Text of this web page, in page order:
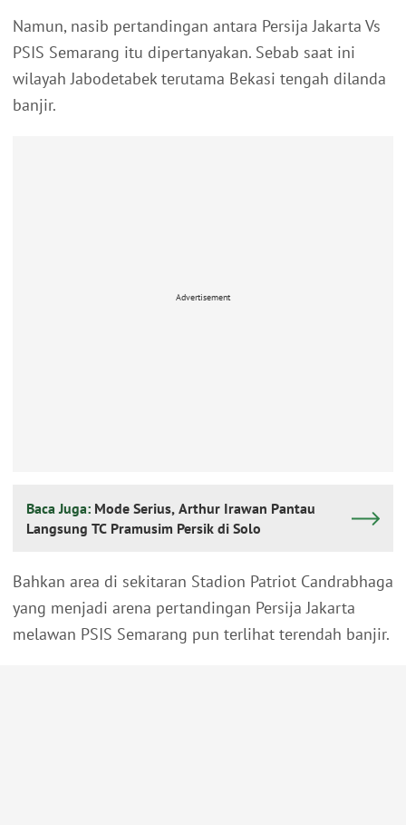
Namun, nasib pertandingan antara Persija Jakarta Vs
PSIS Semarang itu dipertanyakan. Sebab saat ini
wilayah Jabodetabek terutama Bekasi tengah dilanda
banjir.
Advertisement
Baca Juga: Mode Serius, Arthur Irawan Pantau
Langsung TC Pramusim Persik di Solo
Bahkan area di sekitaran Stadion Patriot Candrabhaga
yang menjadi arena pertandingan Persija Jakarta
melawan PSIS Semarang pun terlihat terendah banjir.